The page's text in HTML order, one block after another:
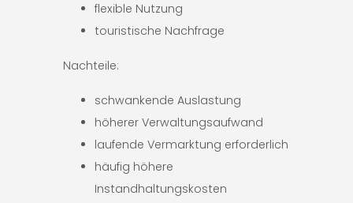
flexible Nutzung
touristische Nachfrage
Nachteile:
schwankende Auslastung
höherer Verwaltungsaufwand
laufende Vermarktung erforderlich
häufig höhere
Instandhaltungskosten